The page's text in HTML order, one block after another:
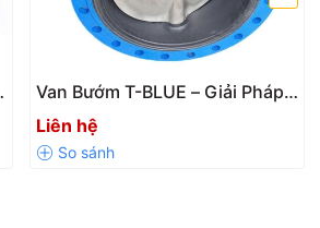
Van Bướm T-BLUE – Giải Pháp
Đóng Mở Đường Ống Hiệu Quả
Liên hệ